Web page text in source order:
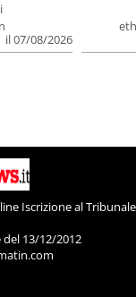
il 07/08/2026
Iscrizione al
13/12/2012